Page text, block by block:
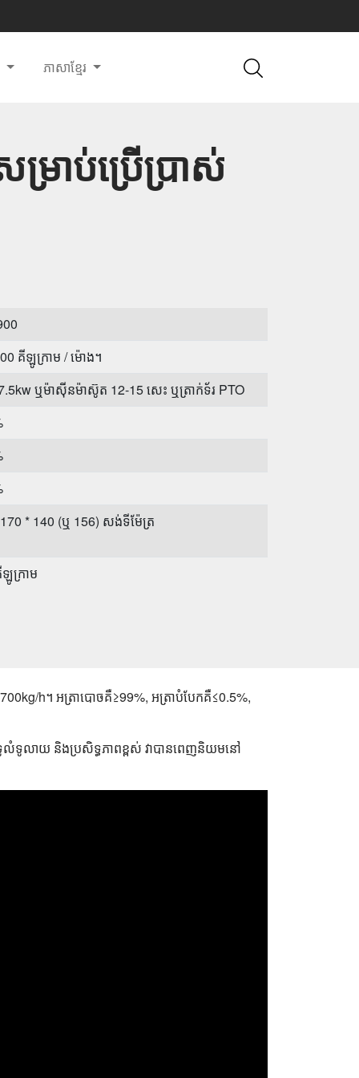
ភាសាខ្មែរ
ាប់ប្រើប្រាស់
គីឡូក្រាម / ម៉ោង។
ឬម៉ាស៊ីនម៉ាស៊ូត 12-15 សេះ ឬត្រាក់ទ័រ PTO
* 140 (ឬ 156) សង់ទីម៉ែត្រ
ក្រាម
h​។ អត្រា​បោច​គឺ​≥99%​, អត្រា​បំបែក​គឺ​≤0.5%​,
ទូលំទូលាយ និងប្រសិទ្ធភាពខ្ពស់ វា​បានពេញនិយមនៅ